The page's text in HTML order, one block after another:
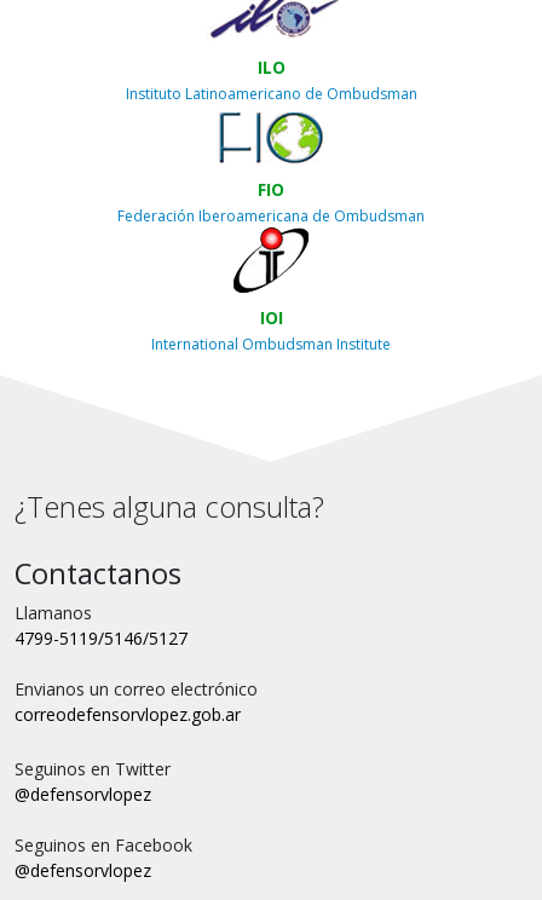
ILO
Instituto Latinoamericano de Ombudsman
FIO
Federación Iberoamericana de Ombudsman
IOI
International Ombudsman Institute
¿Tenes alguna consulta?
Contactanos
Llamanos
4799-5119/5146/5127
Envianos un correo electrónico
correodefensorvlopez.gob.ar
Seguinos en Twitter
@defensorvlopez
Seguinos en Facebook
@defensorvlopez